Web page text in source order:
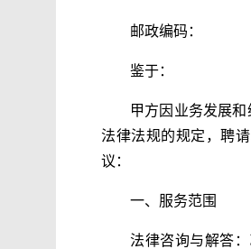
邮政编码：
鉴于：
甲方因业务发展
法律法规的规定，聘
议：
一、服务范围
法律咨询与解答